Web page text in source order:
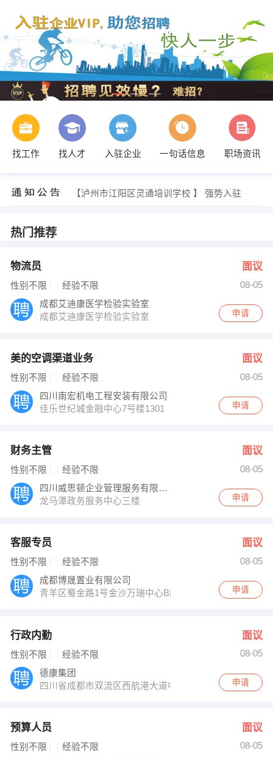
找工作 找人才 入驻企业 一句话信息 职场资讯
【泸州市江阳区灵通培训学校 】 强势入驻
李登中 发布 [美的空调渠道业务 ] 招聘信息
发布 [客服专员 ] 招聘信息
发布 [行政内勤 ] 招聘信息
【泸州市江阳区灵通培训学校 】 强势入驻
热门推荐
物流员 面议
性别不限 经验不限
08-05
成都艾迪康医学检验实验室
成都艾迪康医学检验实验室
申请
美的空调渠道业务 面议
性别不限 经验不限
08-05
四川南宏机电工程安装有限公司
佳乐世纪城金融中心7号楼1301
申请
财务主管 面议
性别不限 经验不限
08-05
四川威思顿企业管理服务有限公司
龙马潭政务服务中心三楼
申请
客服专员 面议
性别不限 经验不限
08-05
成都博晟置业有限公司
青羊区蜀金路1号金沙万瑞中心B座2101
申请
行政内勤 面议
性别不限 经验不限
08-05
德康集团
四川省成都市双流区西航港大道中四段615号
申请
预算人员 面议
性别不限 经验不限
08-05